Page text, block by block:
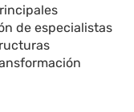
de especialistas